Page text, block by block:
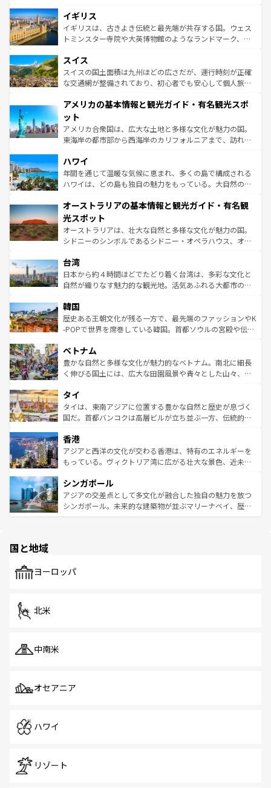
香り高いラベンダー畑など、多彩な楽しみ方が可能だ。さ
らに、パリ以外の地域にも魅力が溢れており、どの街角に
も豊かな歴史と文化が息づいている。パリ以外の個性あふ
を参照してほしい。
顔を持つこの国は、どこを歩いても飽きることがない。ベ
ルリンの文化的活気、バイエルン州のアルプスの絶景、そ
してライン川沿いのワイン畑といった風景は必見。ビール
は、お酒好きな人にはぜひ体験してほしい。 なお、新着の
ドイツ情報はコンテンツ一覧を参照してほしい。
イギリス
イギリスは、古きよき伝統と最先端が共存する国。ウェス
トミンスター寺院や大英博物館のようなランドマーク、歴
リアごとに異なる魅力がある。また、優雅なアフタヌーン
ティー、ビール好きにはたまらない英国パブ、サッカー観
戦など、本場だからこそできる体験も豊富。イギリスを旅
ンツ一覧を参照してほしい。
スイス
スイスの国土面積は九州ほどの広さだが、運行時刻が正確
な交通網が整備されており、初心者でも安心して個人旅行
の建物がそのまま残る町や、スイスならではのユニークな
博物館もあり、アルプス観光だけでなく町歩きも満喫する
ことができる。国民の所得が高いため物価も高いが、旅行
者向けの交通パス提供のサービスもあり、うまく活用すれ
着のスイス情報は
アメリカの基本情報と観光ガイド・有名観光スポ
ット
アメリカ合衆国は、広大な土地と多様な文化が魅力の国。
東海岸の都市部から西海岸のカリフォルニアまで、訪れる
のような巨大都市は、観光、ショッピング、エンターテイ
ンメントが詰まった刺激的なスポットだ。一方、アメリカ
西部には大自然が広がり、グランドキャニオンやイエロー
部のニューオーリンズでは、音楽と美食が融合した独特の
文化が魅力。旅行者はアメリカの各地域で異なる魅力を楽
しみながら、その多様性と豊かな歴史を感じることができ
るだろう。車でのロードトリップや列車の旅も、アメリカ
情報は
ハワイ
年間を通じて温暖な気候に恵まれ、多くの島で構成される
ハワイは、どの島も独自の魅力をもっている。大自然の神
ワイ島は見逃せない。また、定番の観光地といえばオアフ
島だが、静かな自然を求めるならマウイ島やカウアイ島が
おすすめ。エメラルドグリーンに輝く海をはじめ、豊かな
文化や歴史が息づいている。「アロハスピリット」と呼ば
人々、おいしいローカルフードやハワイアンミュージッ
ク、伝統的なフラダンスなど、すべてがハワイの魅力を彩
っている。訪れるたびに新しい発見と感動が待っているハ
はコンテンツ一覧
オーストラリアの基本情報と観光ガイド・有名観
光スポット
オーストラリアは、壮大な自然と多様な文化が魅力の国。
シドニーのシンボルであるシドニー・オペラハウス、オー
リアリーフや大陸中央部にそびえるウルル（エアーズロッ
ク）、タスマニアの美しい原生林やケアンズの熱帯雨林な
ど、見どころがたくさん。また、カフェやワイン、オージ
いる。アクティビティも充実しており、サーフィンやダイ
ビング、ハイキングなど、アウトドア好きにはたまらな
い。オーストラリアの多彩な魅力を存分に味わいつくそ
参照してほしい。
台湾
日本から約４時間ほどでたどり着く台湾は、多彩な文化と
自然が織りなす魅力的な観光地。活気あふれる大都市の台
ン）、静ひつな山岳地帯である台湾東部など、都市の喧騒
と山間の静けさが共存しており、訪れる人に新しい発見と
驚きをもたらしてくれる。また、奥深い台湾の食文化も魅
容にもいいと評判のスイーツなど、バラエティ豊かな料理
が味わえる。 なお、新着の台湾情報は コンテンツ一覧を参
照してほしい。
韓国
歴史ある王朝文化が残る一方で、最先端のファッションやK
-POPで世界を席巻している韓国。首都ソウルの宮殿や伝統
き、地方に足を延ばせば四季折々の自然美を楽しむことが
できる。そして、キムチや焼肉、絶品のストリートフード
まで、さまざまな韓国料理が待っている。夜には、韓国な
リティに包まれながら、韓国の多彩な魅力を心ゆくまで味
わってみてほしい。 なお、新着の韓国情報はコンテンツ一
覧を参照してほしい。
ベトナム
豊かな自然と多様な文化が魅力的なベトナム。南北に細長
く伸びる国土には、広大な田園風景や青々とした山々、世
急速な発展と共に伝統が息づく。ハノイの古い町並みやホ
ーチミン市のフランス統治時代の建物も、独特の雰囲気を
醸し出している。また、バラエティの豊かさとおいしさで
とつ。フォーやバインミー、ベトナムコーヒーなどは、ぜ
ひ現地で味わいたい。どの地域を訪れてもあたたかい人々
が旅行者を迎えてくれるので、きっと忘れられない旅にな
参照してほしい。
タイ
タイは、東南アジアに位置する豊かな自然と歴史が息づく
国だ。首都バンコクは高層ビルが立ち並ぶ一方、伝統的な
の活気が交差している。北部ではチェンマイなどの山岳地
帯で自然と触れ合い、南部ではプーケットやクラビの美し
いビーチでリゾート気分を楽しむことができる。タイ料理
激する。気候は一年中温暖で、どの季節にも異なる楽しみ
が待っている。親しみやすいタイの人々、仏教を中心とし
た文化、そして多様な観光資源が、訪れる旅人を魅了し続
香港
アジアと西洋の文化が交わる香港は、特有のエネルギーを
もっている。ヴィクトリア湾に広がる壮大な景色、近未来
み、どこを訪れても感動するはず。観光スポットが密集し
ており、効率よく見どころを回れるのも魅力。息をのむよ
うな絶景から文化的な体験まで、香港を存分に楽しみ尽く
シンガポール
アジアの交差点として多文化が融合した独自の魅力を放つ
シンガポール。未来的な建築物が並ぶマリーナベイ、歴史
で、ホーカーズは地元の風情を楽しめる外せないスポット
国と地域
ヨーロッパ
北米
中南米
オセアニア
ハワイ
リゾート